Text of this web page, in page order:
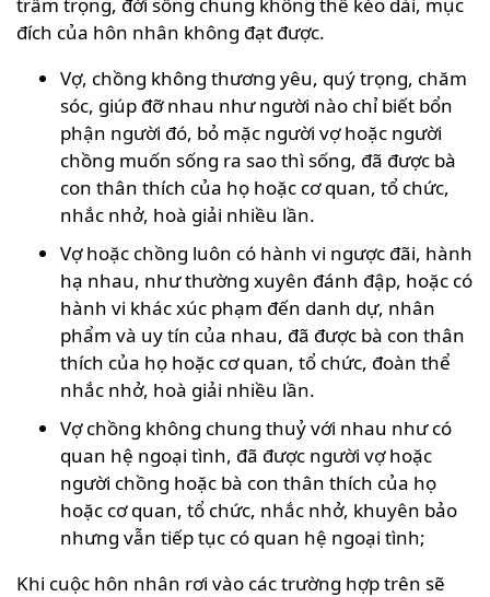
đích của hôn nhân không đạt được.
Vợ, chồng không thương yêu, quý trọng, chăm
sóc, giúp đỡ nhau như người nào chỉ biết bổn
phận người đó, bỏ mặc người vợ hoặc người
chồng muốn sống ra sao thì sống, đã được bà
con thân thích của họ hoặc cơ quan, tổ chức,
nhắc nhở, hoà giải nhiều lần.
Vợ hoặc chồng luôn có hành vi ngược đãi, hành
hạ nhau, như thường xuyên đánh đập, hoặc có
hành vi khác xúc phạm đến danh dự, nhân
phẩm và uy tín của nhau, đã được bà con thân
thích của họ hoặc cơ quan, tổ chức, đoàn thể
nhắc nhở, hoà giải nhiều lần.
Vợ chồng không chung thuỷ với nhau như có
quan hệ ngoại tình, đã được người vợ hoặc
người chồng hoặc bà con thân thích của họ
hoặc cơ quan, tổ chức, nhắc nhở, khuyên bảo
nhưng vẫn tiếp tục có quan hệ ngoại tình;
Khi cuộc hôn nhân rơi vào các trường hợp trên sẽ